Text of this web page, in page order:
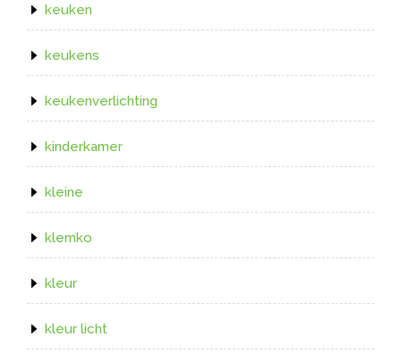
keuken
keukens
keukenverlichting
kinderkamer
kleine
klemko
kleur
kleur licht